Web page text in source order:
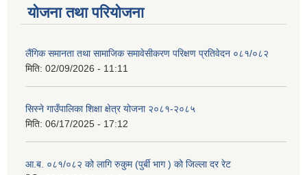
योजना तथा परियोजना
लैंगिक समानता तथा सामाजिक समावेसीकरण परिक्षण प्रतिवेदन ०८१/०८२
मिति: 02/09/2026 - 11:11
सिस्ने गाउँपालिका शिक्षा क्षेत्र योजना २०८१-२०८५
मिति: 06/17/2025 - 17:12
आ.ब. ०८१/०८२ को लागि रुकुम (पुर्बी भाग ) को जिल्ला दर रेट